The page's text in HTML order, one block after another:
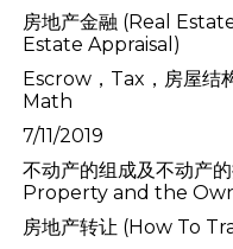
房地产金融 (Real
Estate Appraisal)
Escrow，Tax，房屋结
Math
7/11/2019
不动产的组成及不动产
Property and the
房地产转让 (How To